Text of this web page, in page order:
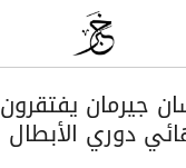
جيرمان يفتقرون
دوري الأبطال